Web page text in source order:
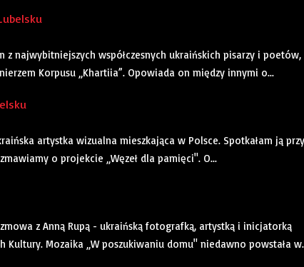
z najwybitniejszych współczesnych ukraińskich pisarzy i poetów,
Korpusu „Khartiia”. Opowiada on między innymi o...
artystka wizualna mieszkająca w Polsce. Spotkałam ją przy
o projekcie „Węzeł dla pamięci". O...
z Anną Rupą - ukraińską fotografką, artystką i inicjatorką
Mozaika „W poszukiwaniu domu" niedawno powstała